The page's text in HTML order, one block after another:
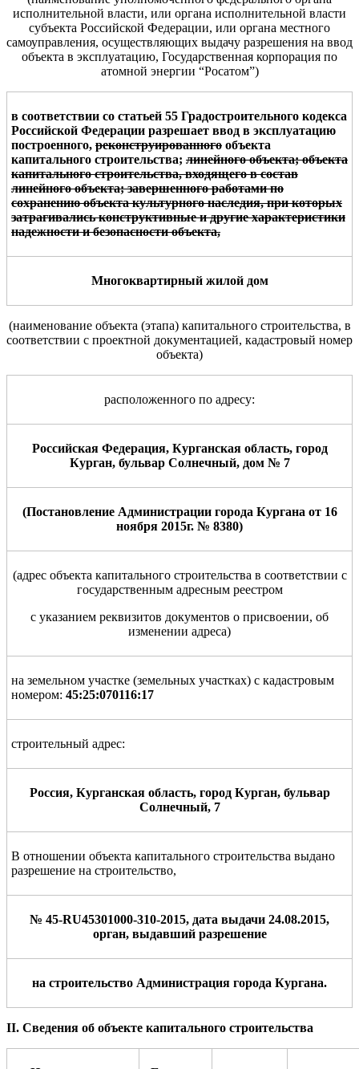
исполнительной власти, или органа исполнительной власти
субъекта Российской Федерации, или органа местного
самоуправления, осуществляющих выдачу разрешения на ввод
объекта в эксплуатацию, Государственная корпорация по
атомной энергии “Росатом”)
в соответствии со статьей 55 Градостроительного кодекса
Российской Федерации разрешает ввод в эксплуатацию
построенного, реконструированного объекта
капитального строительства; линейного объекта; объекта
капитального строительства, входящего в состав
линейного объекта; завершенного работами по
сохранению объекта культурного наследия, при которых
затрагивались конструктивные и другие характеристики
надежности и безопасности объекта,
Многоквартирный жилой дом
(наименование объекта (этапа) капитальногостроительства, в
соответствии с проектной документацией, кадастровый номер
объекта)
расположенного по адресу:
Российская Федерация, Курганская область, город
Курган, бульвар Солнечный, дом № 7
(Постановление Администрации города Кургана от 16
ноября 2015г. № 8380)
(адрес объекта капитального строительства в соответствии с
государственным адресным реестром
с указанием реквизитов документов о присвоении, об
изменении адреса)
на земельном участке (земельных участках) с кадастровым
номером: 45:25:070116:17
строительный адрес:
Россия, Курганская область, город Курган, бульвар
Солнечный, 7
В отношении объекта капитального строительства выдано
разрешение на строительство,
№ 45-RU45301000-310-2015, дата выдачи 24.08.2015,
орган, выдавший разрешение
на строительство Администрация города Кургана.
II. Сведения об объекте капитального строительства